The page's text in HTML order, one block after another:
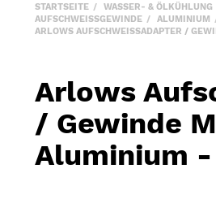
STARTSEITE WASSER- & ÖLKÜHLUNG
AUFSCHWEISSGEWINDE
ALUMINIUM
ARLOWS AUFSCHWEISSADAPTER /
Arlows
/ Gewinde
Aluminium -